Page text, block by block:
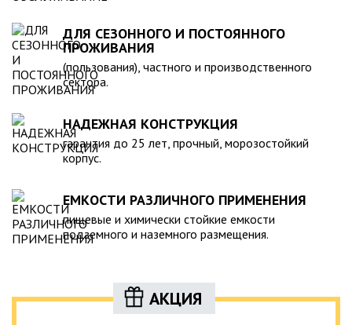
ДЛЯ СЕЗОННОГО И ПОСТОЯННОГО
ПРОЖИВАНИЯ
(пользования), частного и производственного
сектора.
НАДЕЖНАЯ КОНСТРУКЦИЯ
гарантия до 25 лет, прочный, морозостойкий
корпус.
ЕМКОСТИ РАЗЛИЧНОГО ПРИМЕНЕНИЯ
пищевые и химически стойкие емкости
подземного и наземного размещения.
АКЦИЯ